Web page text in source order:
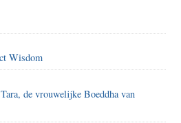
Wisdom
de vrouwelijke Boeddha van